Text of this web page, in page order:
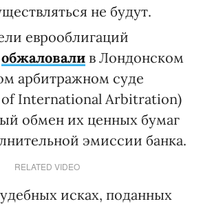
не будут.
еврооблигаций
обжаловали в Лондонском
арбитражном суде
International Arbitration)
обмен их ценных бумаг
эмиссии банка.
RELATED VIDEO
исках, поданных